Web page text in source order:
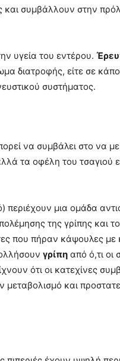
και συμβάλλουν στην
υγεία του εντέρου.
διατροφής, είτε σε
συστήματος.
να συμβάλει στο να
τα οφέλη του τσαγιού
μια ομάδα
της γρίπης και
που πήραν κάψουλες με
γρίπη από ό,τι οι
ότι οι κατεχίνες
μεταβολισμό και